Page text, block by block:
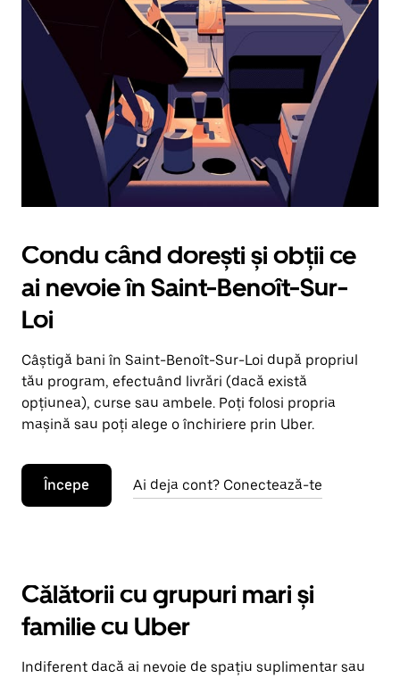
în
jos.
Închide
calendarul
apăsând
pe
butonul
Escape.
Condu când dorești și obții ce
ai nevoie în Saint-Benoît-Sur-
Loi
Câștigă bani în Saint-Benoît-Sur-Loi după propriul
tău program, efectuând livrări (dacă există
opțiunea), curse sau ambele. Poți folosi propria
mașină sau poți alege o închiriere prin Uber.
Începe Ai deja cont? Conectează-te
Călătorii cu grupuri mari și
familie cu Uber
Indiferent dacă ai nevoie de spațiu suplimentar sau